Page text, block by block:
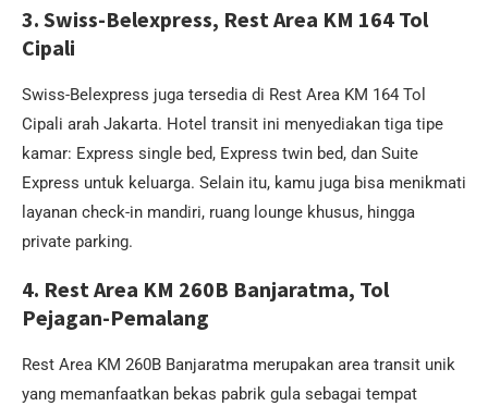
3. Swiss-Belexpress, Rest Area KM 164 Tol
Cipali
Swiss-Belexpress juga tersedia di Rest Area KM 164 Tol
Cipali arah Jakarta. Hotel transit ini menyediakan tiga tipe
kamar: Express single bed, Express twin bed, dan Suite
Express untuk keluarga. Selain itu, kamu juga bisa menikmati
layanan check-in mandiri, ruang lounge khusus, hingga
private parking.
4. Rest Area KM 260B Banjaratma, Tol
Pejagan-Pemalang
Rest Area KM 260B Banjaratma merupakan area transit unik
yang memanfaatkan bekas pabrik gula sebagai tempat